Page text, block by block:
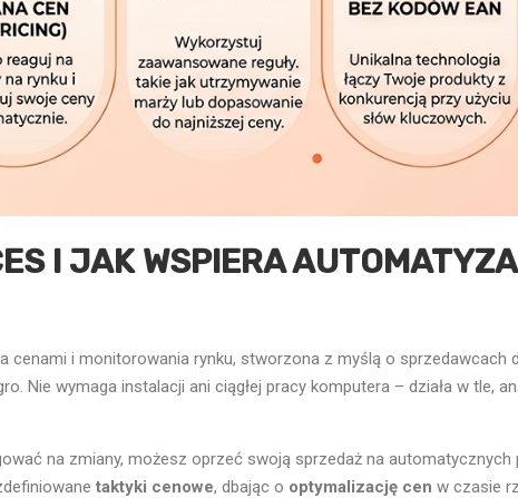
I JAK WSPIERA
cenami i monitorowania rynku, stworzona z myślą o sprzedawcach
Nie wymaga instalacji ani ciągłej pracy komputera – działa w tle,
na zmiany, możesz oprzeć swoją sprzedaż na
taktyki cenowe, dbając o optymalizację cen w czasie